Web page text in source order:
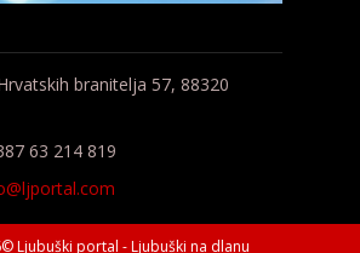
branitelja 57, 88320
63 214 819
Ljubuški portal - Ljubuški na dlanu